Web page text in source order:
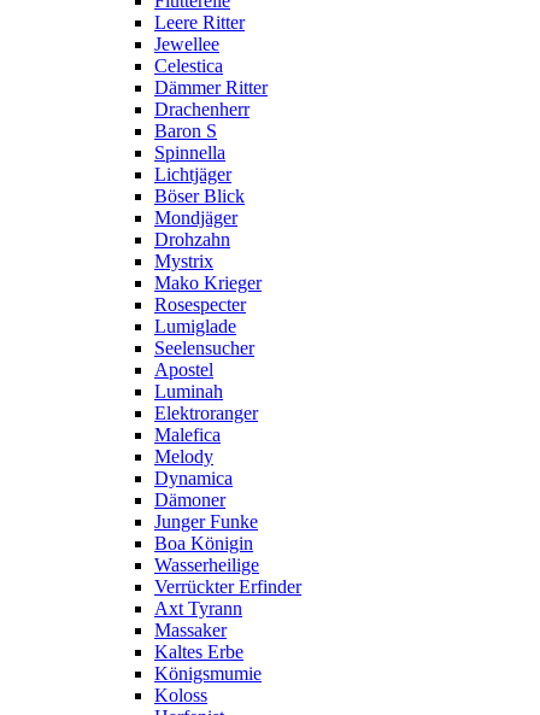
Leere Ritter
Jewellee
Celestica
Dämmer Ritter
Drachenherr
Baron S
Spinnella
Lichtjäger
Böser Blick
Mondjäger
Drohzahn
Mystrix
Mako Krieger
Rosespecter
Lumiglade
Seelensucher
Apostel
Luminah
Elektroranger
Malefica
Melody
Dynamica
Dämoner
Junger Funke
Boa Königin
Wasserheilige
Verrückter Erfinder
Axt Tyrann
Massaker
Kaltes Erbe
Königsmumie
Koloss